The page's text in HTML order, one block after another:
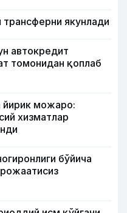
якунлади
автокредит
томонидан қоплаб
можаро:
хизматлар
бўйича